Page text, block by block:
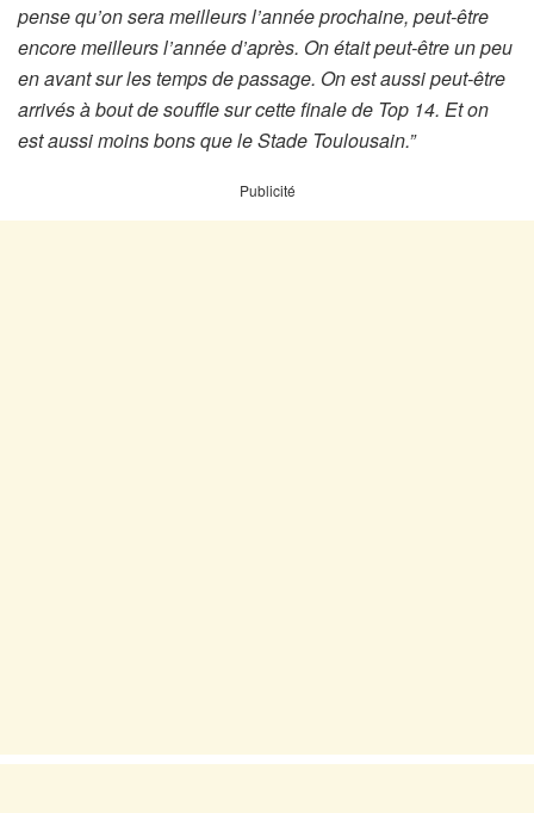
pense qu’on sera meilleurs l’année prochaine, peut-être
encore meilleurs l’année d’après. On était peut-être un peu
en avant sur les temps de passage. On est aussi peut-être
arrivés à bout de souffle sur cette finale de Top 14. Et on
est aussi moins bons que le Stade Toulousain.”
Publicité